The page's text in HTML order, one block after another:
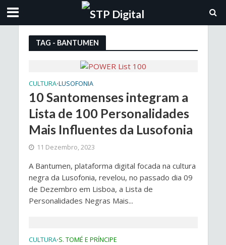
TAG - BANTUMEN
CULTURA•LUSOFONIA
10 Santomenses integram a
Lista de 100 Personalidades
Mais Influentes da Lusofonia
11 Dezembro, 2023
A Bantumen, plataforma digital focada na cultura
negra da Lusofonia, revelou, no passado dia 09
de Dezembro em Lisboa, a Lista de
Personalidades Negras Mais...
CULTURA•S. TOMÉ E PRÍNCIPE